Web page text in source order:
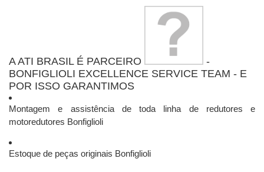
A ATI BRASIL É PARCEIRO
-
BONFIGLIOLI EXCELLENCE SERVICE TEAM - E
POR ISSO GARANTIMOS
Montagem e assistência de toda linha de redutores e
motoredutores Bonfiglioli
Estoque de peças originais Bonfiglioli